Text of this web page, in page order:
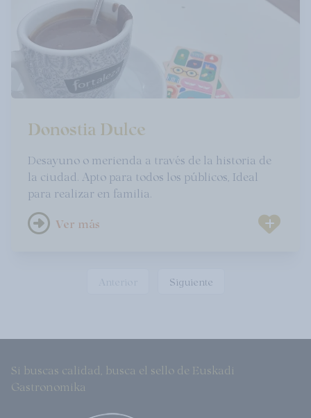
Donostia Dulce
Desayuno o merienda a través de la historia de
la ciudad. Apto para todos los públicos, Ideal
para realizar en familia.
Ver más
Anterior Siguiente
Si buscas calidad, busca el sello de Euskadi
Gastronomika